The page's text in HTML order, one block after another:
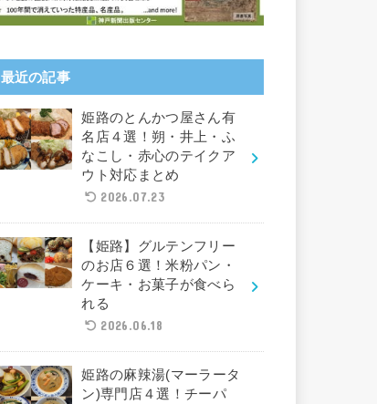
最近の記事
姫路のとんかつ屋さん有
名店４選！朔・井上・ふ
なこし・赤心のテイクア
ウト対応まとめ
2026.07.23
【姫路】グルテンフリー
のお店６選！米粉パン・
ケーキ・お菓子が食べら
れる
2026.06.18
姫路の麻辣湯(マーラータ
ン)専門店４選！チーパ